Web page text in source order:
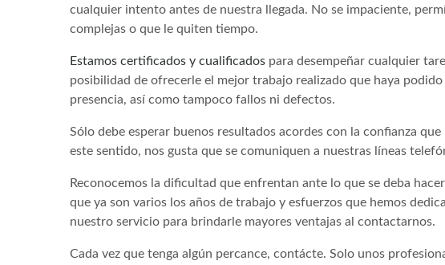
cualquier intento antes de nuestra llegada. No se impaciente,
complejas o que le quiten tiempo.
Estamos certificados y cualificados para desempeñar cualquier
posibilidad de ofrecerle el mejor trabajo realizado que haya
presencia, así como tampoco fallos ni defectos.
Sólo debe esperar buenos resultados acordes con la confianza
este sentido, nos gusta que se comuniquen a nuestras líneas
Reconocemos la dificultad que enfrentan ante lo que se deba
que ya son varios los años de trabajo y esfuerzos que hemos
nuestro servicio para brindarle mayores ventajas al contactarnos.
Cada vez que tenga algún percance, contácte. Solo unos